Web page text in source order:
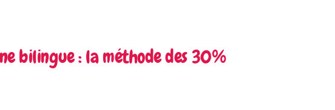
bilingue : la méthode des 30%